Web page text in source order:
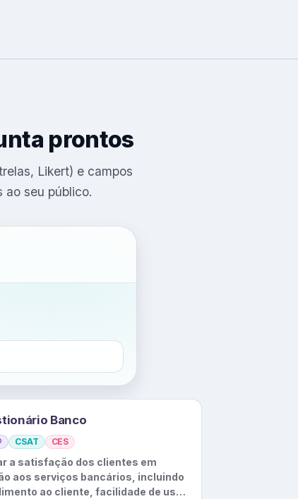
prontos
Likert) e campos
seu público.
Banco
CSAT CES
a satisfação dos clientes em
aos serviços bancários, incluindo
ao cliente, facilidade de uso